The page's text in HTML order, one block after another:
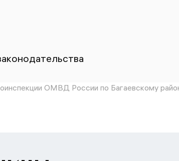
ОМВД России по Багаевскому